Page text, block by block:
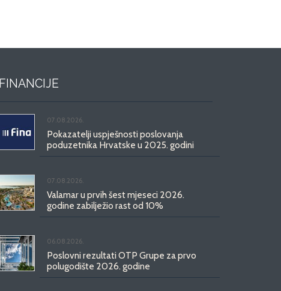
FINANCIJE
07.08.2026.
Pokazatelji uspješnosti poslovanja
poduzetnika Hrvatske u 2025. godini
07.08.2026.
Valamar u prvih šest mjeseci 2026.
godine zabilježio rast od 10%
06.08.2026.
Poslovni rezultati OTP Grupe za prvo
polugodište 2026. godine